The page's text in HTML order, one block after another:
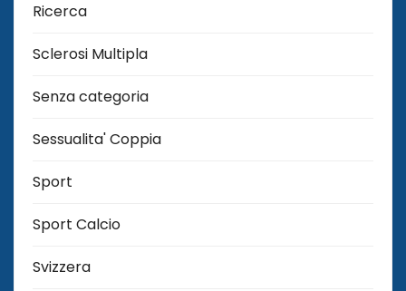
Ricerca
Sclerosi Multipla
Senza categoria
Sessualita' Coppia
Sport
Sport Calcio
Svizzera